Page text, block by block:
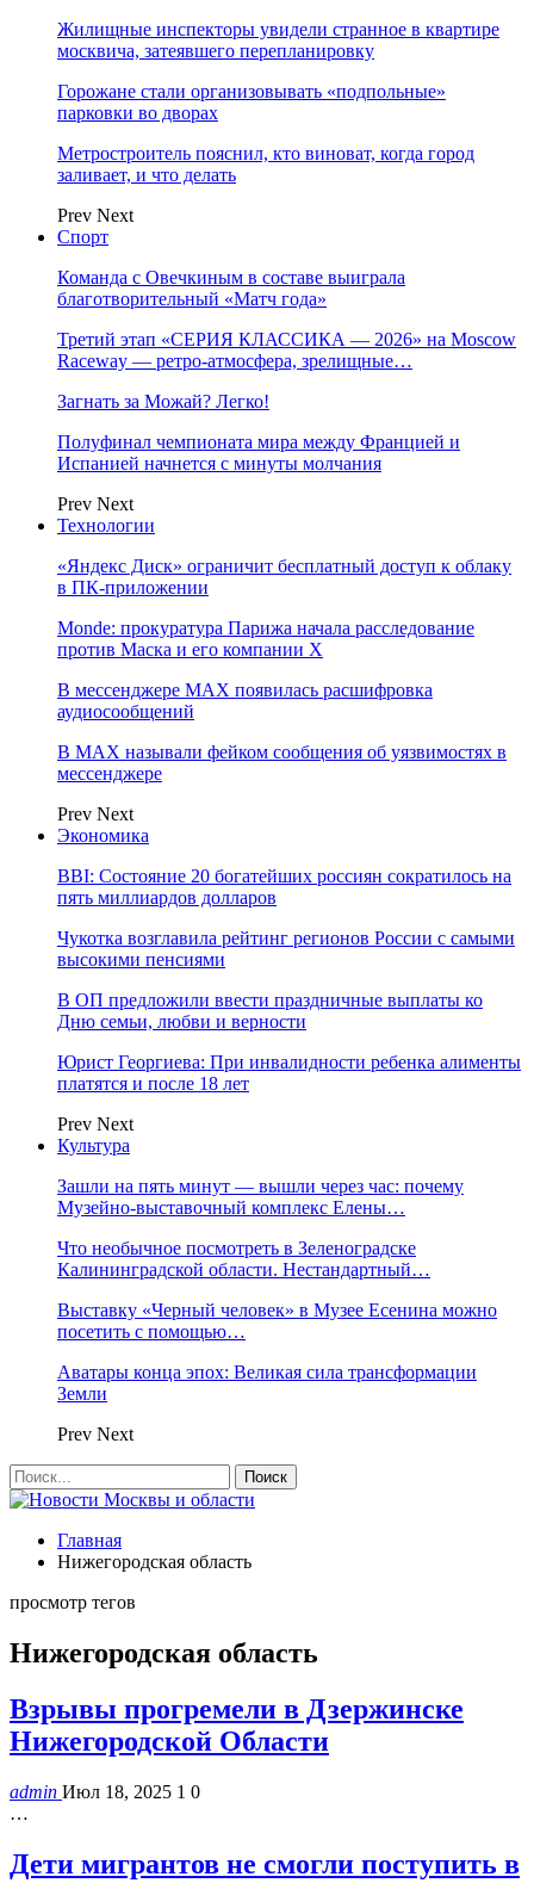
Жилищные инспекторы увидели странное в квартире
москвича, затеявшего перепланировку
Горожане стали организовывать «подпольные»
парковки во дворах
Метростроитель пояснил, кто виноват, когда город
заливает, и что делать
Prev Next
Спорт
Команда с Овечкиным в составе выиграла
благотворительный «Матч года»
Третий этап «СЕРИЯ КЛАССИКА — 2026» на Moscow
Raceway — ретро‑атмосфера, зрелищные…
Загнать за Можай? Легко!
Полуфинал чемпионата мира между Францией и
Испанией начнется с минуты молчания
Prev Next
Технологии
«Яндекс Диск» ограничит бесплатный доступ к облаку
в ПК-приложении
Monde: прокуратура Парижа начала расследование
против Маска и его компании X
В мессенджере MAX появилась расшифровка
аудиосообщений
В МAX называли фейком сообщения об уязвимостях в
мессенджере
Prev Next
Экономика
BBI: Состояние 20 богатейших россиян сократилось на
пять миллиардов долларов
Чукотка возглавила рейтинг регионов России с самыми
высокими пенсиями
В ОП предложили ввести праздничные выплаты ко
Дню семьи, любви и верности
Юрист Георгиева: При инвалидности ребенка алименты
платятся и после 18 лет
Prev Next
Культура
Зашли на пять минут — вышли через час: почему
Музейно-выставочный комплекс Елены…
Что необычное посмотреть в Зеленоградске
Калининградской области. Нестандартный…
Выставку «Черный человек» в Музее Есенина можно
посетить с помощью…
Аватары конца эпох: Великая сила трансформации
Земли
Prev Next
Главная
Нижегородская область
просмотр тегов
Нижегородская область
Взрывы прогремели в Дзержинске
Нижегородской Области
admin Июл 18, 2025 1 0
…
Дети мигрантов не смогли поступить в